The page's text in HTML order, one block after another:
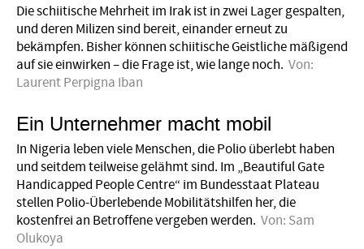
Die schiitische Mehrheit im Irak ist in zwei Lager gespalten,
und deren Milizen sind bereit, einander erneut zu
bekämpfen. Bisher können schiitische Geistliche mäßigend
auf sie einwirken – die Frage ist, wie lange noch. Von:
Laurent Perpigna Iban
Ein Unternehmer macht mobil
In Nigeria leben viele Menschen, die Polio überlebt haben
und seitdem teilweise gelähmt sind. Im „Beautiful Gate
Handicapped People Centre“ im Bundesstaat Plateau
stellen Polio-Überlebende Mobilitätshilfen her, die
kostenfrei an Betroffene vergeben werden. Von: Sam
Olukoya